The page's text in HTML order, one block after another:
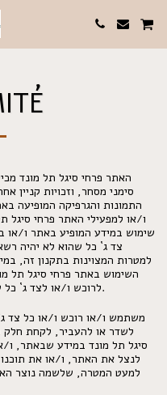
האתר פרחי סיגל תל מונד
סימני מסחר, וזכויות קניין
התמונות והגרפיקה המופיעה
ו/או למפעילי האתר פרחי סיגל
שימוש במידע המופיע באתר ו/
צד ג` כל שהוא לא יהיה
למטרות המצוינות בתקנון זה,
השימוש באתר פרחי סיגל תל
לרוכש ו/או לצד ג` כל שהוא זכויות קנייניות במידע המצוי באתר.
משתמש ו/או רוכש ו/או כל צד
לשדר או להעביר, לקחת
סיגל תל מונד במידע שבאתר, ו/
לנצל את האתר, ו/או את
למעט המטרה, שלשמה נוצר